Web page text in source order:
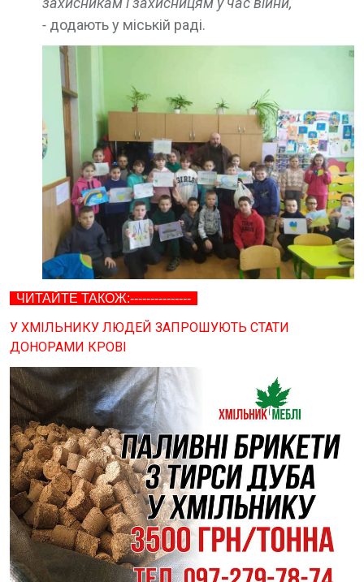
- додають у міській раді.
ЧИТАЙТЕ ТАКОЖ:---------------
У ХМІЛЬНИКУ ЛЮДЕЙ ЗАПРОШУЮТЬ СТАТИ
ДОНОРАМИ КРОВІ